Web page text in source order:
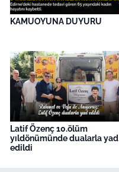
KAMUOYUNA DUYURU
Latif Özenç 10.ölüm
yıldönümünde dualarla yad
edildi